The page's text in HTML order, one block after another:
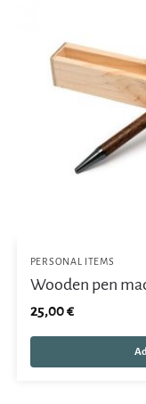
PERSONAL ITEMS
Wooden pen
25,00€